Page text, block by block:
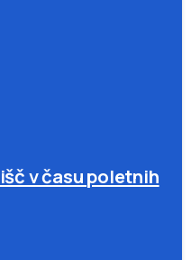
v času poletnih